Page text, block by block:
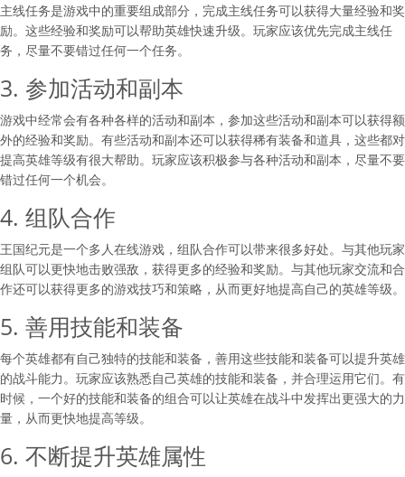
主线任务是游戏中的重要组成部分，完成主线任务可以获得大量经验和奖
励。这些经验和奖励可以帮助英雄快速升级。玩家应该优先完成主线任
务，尽量不要错过任何一个任务。
3. 参加活动和副本
游戏中经常会有各种各样的活动和副本，参加这些活动和副本可以获得额
外的经验和奖励。有些活动和副本还可以获得稀有装备和道具，这些都对
提高英雄等级有很大帮助。玩家应该积极参与各种活动和副本，尽量不要
错过任何一个机会。
4. 组队合作
王国纪元是一个多人在线游戏，组队合作可以带来很多好处。与其他玩家
组队可以更快地击败强敌，获得更多的经验和奖励。与其他玩家交流和合
作还可以获得更多的游戏技巧和策略，从而更好地提高自己的英雄等级。
5. 善用技能和装备
每个英雄都有自己独特的技能和装备，善用这些技能和装备可以提升英雄
的战斗能力。玩家应该熟悉自己英雄的技能和装备，并合理运用它们。有
时候，一个好的技能和装备的组合可以让英雄在战斗中发挥出更强大的力
量，从而更快地提高等级。
6. 不断提升英雄属性